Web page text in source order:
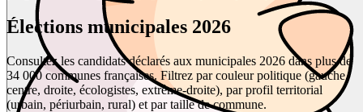
Élections municipales 2026
Consultez les candidats déclarés aux municipales 2026 dans plus de
34 000 communes françaises. Filtrez par couleur politique (gauche,
centre, droite, écologistes, extrême-droite), par profil territorial
(urbain, périurbain, rural) et par taille de commune.